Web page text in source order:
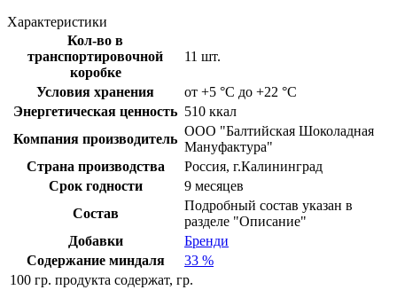
Характеристики
Кол-во в
транспортировочной
коробке
11 шт.
Условия хранения
от +5 °C до +22 °C
Энергетическая ценность 510 ккал
Компания производитель
ООО "Балтийская Шоколадная
Мануфактура"
Страна производства
Россия, г.Калининград
Срок годности
9 месяцев
Состав
Подробный состав указан в
разделе "Описание"
Добавки
Бренди
Содержание миндаля
33 %
100 гр. продукта содержат, гр.